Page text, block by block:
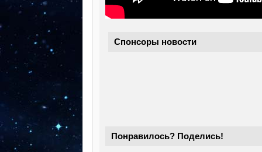
Спонсоры новости
Понравилось? Поделись!